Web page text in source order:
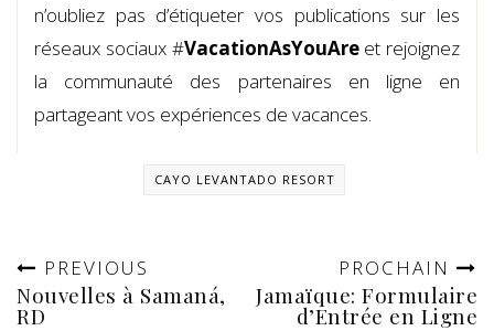
n’oubliez pas d’étiqueter vos publications sur les
réseaux sociaux #VacationAsYouAreet rejoignez
la communauté des partenaires en ligne en
partageant vos expériences de vacances.
CAYO LEVANTADO RESORT
PREVIOUS
Nouvelles à Samaná,
RD
PROCHAIN
Jamaïque: Formulaire
d’Entrée en Ligne